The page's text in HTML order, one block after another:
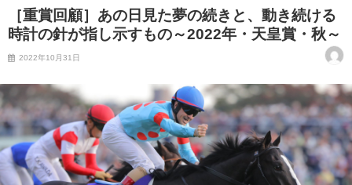
［重賞回顧］あの日見た夢の続きと、動き続ける
時計の針が指し示すもの～2022年・天皇賞・秋～
2022年10月31日